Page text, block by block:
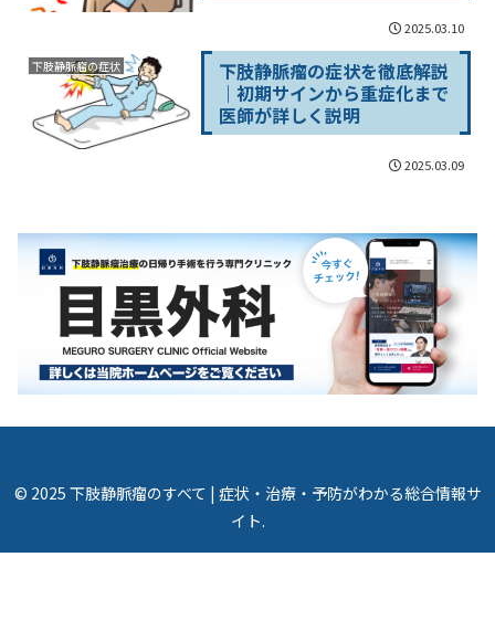
2025.03.10
下肢静脈瘤の症状
下肢静脈瘤の症状を徹底解説
｜初期サインから重症化まで
医師が詳しく説明
2025.03.09
© 2025 下肢静脈瘤のすべて | 症状・治療・予防がわかる総合情報サ
イト.